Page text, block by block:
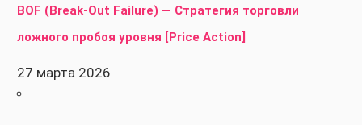
BOF (Break-Out Failure) — Стратегия торговли
ложного пробоя уровня [Price Action]
27 марта 2026